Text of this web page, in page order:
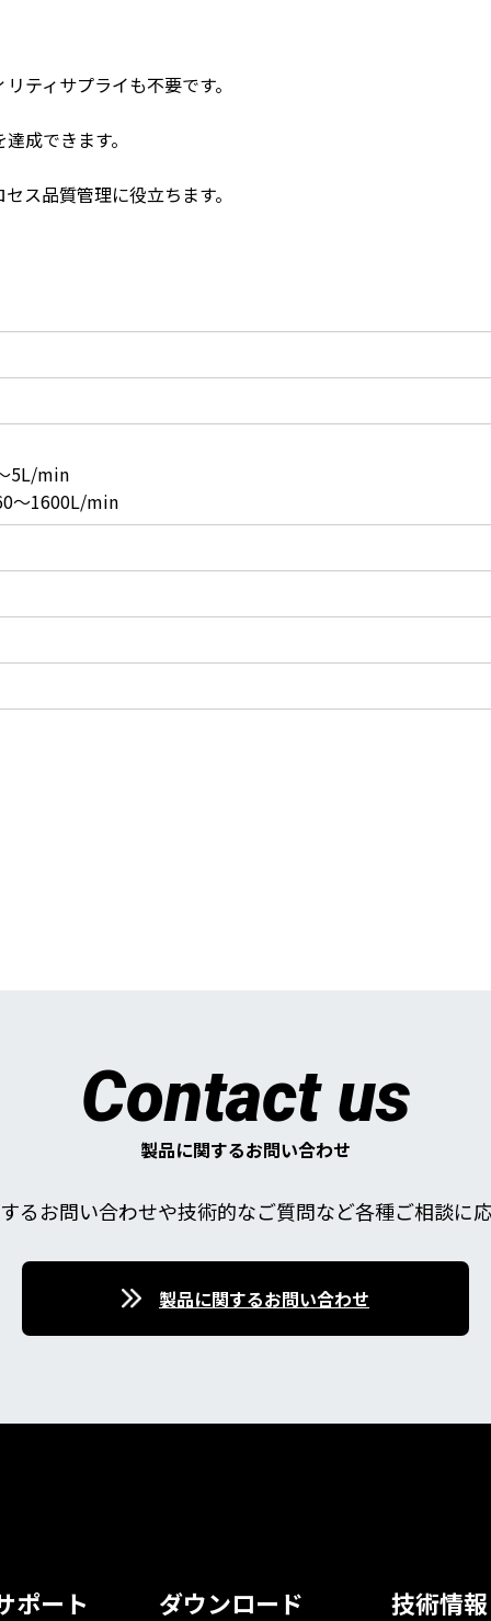
ティサプライも不要です。
成できます。
ス品質管理に役立ちます。
5L/min
1600L/min
Contact us
製品に関するお問い合わせ
るお問い合わせや技術的なご質問など各種ご相談に応
製品に関するお問い合わせ
ポート ダウンロード 技術情報